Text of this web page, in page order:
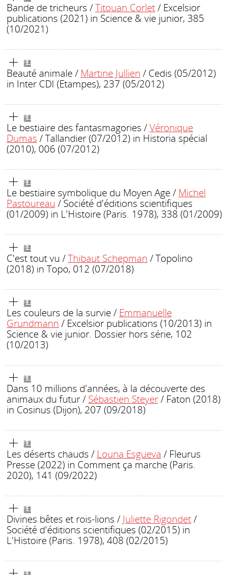
Bande de tricheurs /Titouan Corlet/ Excelsior
publications (2021) in Science & vie junior, 385
(10/2021)
Beauté animale/ Martine Jullien / Cedis (05/2012)
in Inter CDI (Etampes), 237 (05/2012)
Le bestiaire des fantasmagories /Véronique
Dumas / Tallandier (07/2012) in Historia spécial
(2010), 006 (07/2012)
Le bestiaire symbolique du Moyen Age/ Michel
Pastoureau / Société d'éditions scientifiques
(01/2009) in L'Histoire (Paris. 1978), 338 (01/2009)
C'est tout vu /Thibaut Schepman / Topolino
(2018) in Topo, 012 (07/2018)
Les couleurs de la survie/ Emmanuelle
Grundmann / Excelsior publications (10/2013) in
Science & vie junior. Dossier hors série, 102
(10/2013)
Dans 10 millions d'années, à la découverte des
animaux du futur/ Sébastien Steyer/ Faton (2018)
in Cosinus (Dijon), 207 (09/2018)
Les déserts chauds / Louna Esgueva / Fleurus
Presse (2022) in Comment ça marche (Paris.
2020), 141 (09/2022)
Divines bêtes et rois-lions / Juliette Rigondet/
Société d'éditions scientifiques (02/2015) in
L'Histoire (Paris. 1978), 408 (02/2015)